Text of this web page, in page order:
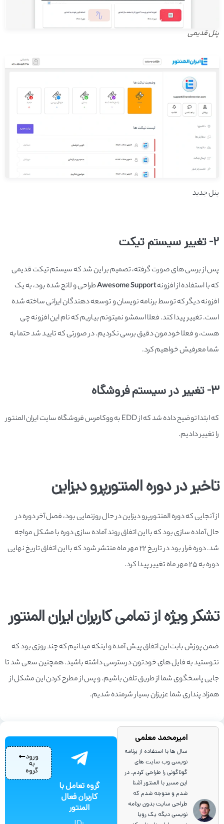
پنل قدیمی
پنل جدید
2- تغییر سیستم تیکت
پس از برسی های صورت گرفته، تصمیم بر این شد که سیستم تیکت قدیمی
که با استفاده از افزونهAwesome Supportطراحی و لانچ شده بود، به یک
افزونه دیگر که توسط برنامه نویسان و توسعه دهندگان ایرانی ساخته شده
است. تغییر پیدا کند. فعلا اسمشو نمیتونم بیاریم که نام این افزونه چی
هست، و فعلا خودمون دقیق برسی نکردیم. در صورتی که تایید شد حتما به
شما معرفیش خواهیم کرد.
3- تغییر در سیستم فروشگاه
که ابتدا توضیح داده شد که از EDD به ووکامرس فروشگاه سایت ایران المنتور
را تغییر دادیم.
تاخیر در دوره المنتورپرو دیزاین
از آنجایی که دوره المنتورپرو دیزاین در حال روزنمایی بود، فصل آخر دوره در
حال آماده سازی بود که با این اتفاق روند آماده سازی دوره با مشکل مواجه
شد. دوره قرار بود در تاریخ 22 مهر ماه منتشر شود که با این اتفاق تاریخ نهایی
دوره به 25 مهر ماه تغییر پیدا کرد.
تشکر ویژه از تمامی کاربران ایران المنتور
ضمن پوزش بابت این اتفاق پیش آمده و اینکه میدانیم که چند روزی بود که
نتوستید به فایل های خودتون درسترسی داشته باشید. همچنین سعی شد تا
جایی پاسخگوی شما از طریق تلفن باشیم. و پس از مطرح کردن این مشکل از
همزاد پنداری شما عزیزان بسیار شرمنده شدیم.
امیرمحمد معلمی
سال ها با استفاده از برنامه
نویسی وب سایت های
گوناگونی را طراحی کردم. در
این مسیر با المنتور آشنا
شدم و متوجه شدم که
طراحی سایت بدون برنامه
نویسی دیگه یک رویا
گروه تعامل با
کاربران فعال
المنتور
ورود
به
گروه